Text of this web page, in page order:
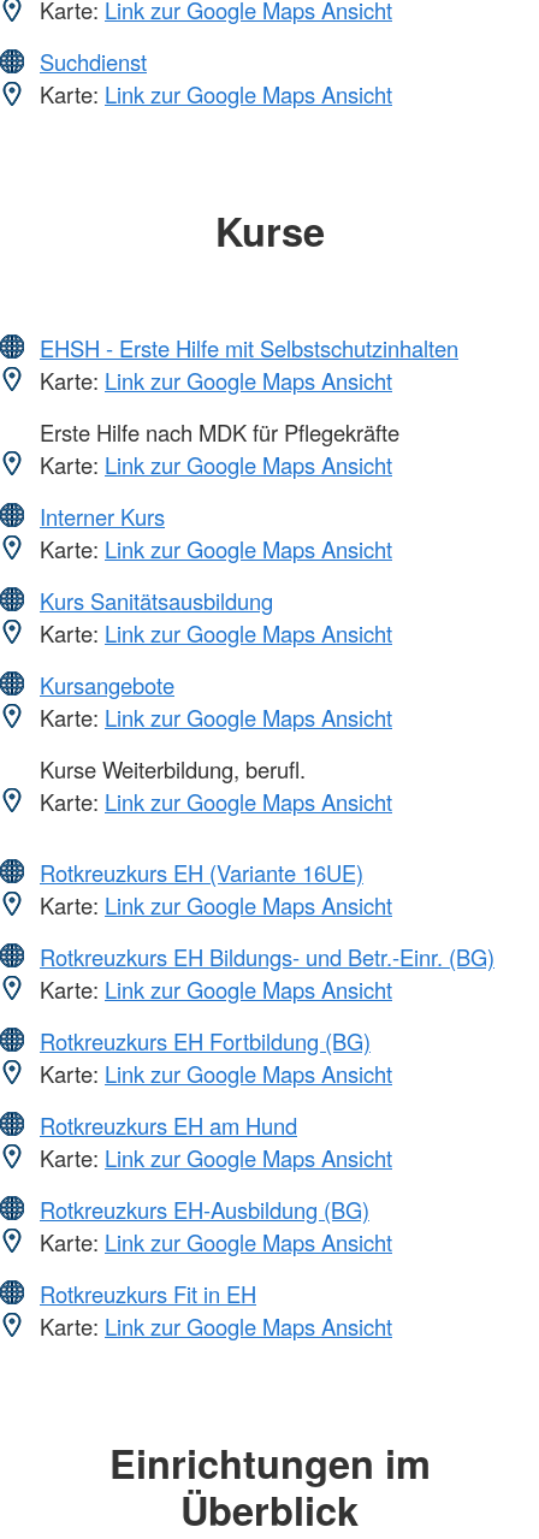
Karte: Link zur Google Maps Ansicht
Suchdienst
Karte: Link zur Google Maps Ansicht
Kurse
EHSH - Erste Hilfe mit Selbstschutzinhalten
Karte: Link zur Google Maps Ansicht
Erste Hilfe nach MDK für Pflegekräfte
Karte: Link zur Google Maps Ansicht
Interner Kurs
Karte: Link zur Google Maps Ansicht
Kurs Sanitätsausbildung
Karte: Link zur Google Maps Ansicht
Kursangebote
Karte: Link zur Google Maps Ansicht
Kurse Weiterbildung, berufl.
Karte: Link zur Google Maps Ansicht
Rotkreuzkurs EH (Variante 16UE)
Karte: Link zur Google Maps Ansicht
Rotkreuzkurs EH Bildungs- und Betr.-Einr. (BG)
Karte: Link zur Google Maps Ansicht
Rotkreuzkurs EH Fortbildung (BG)
Karte: Link zur Google Maps Ansicht
Rotkreuzkurs EH am Hund
Karte: Link zur Google Maps Ansicht
Rotkreuzkurs EH-Ausbildung (BG)
Karte: Link zur Google Maps Ansicht
Rotkreuzkurs Fit in EH
Karte: Link zur Google Maps Ansicht
Einrichtungen im
Überblick